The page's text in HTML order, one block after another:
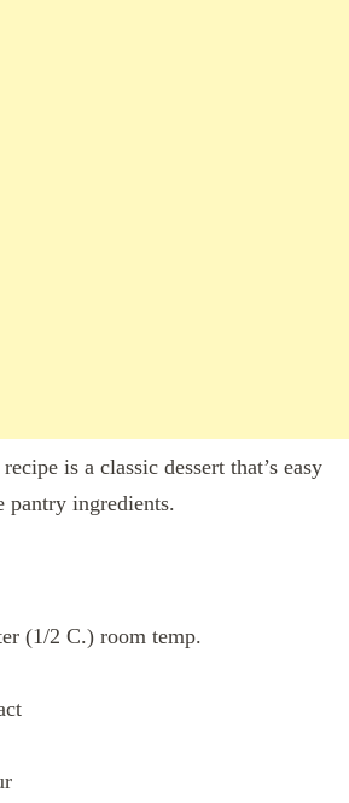
is a classic dessert that’s easy
pantry ingredients.
(1/2 C.) room temp.